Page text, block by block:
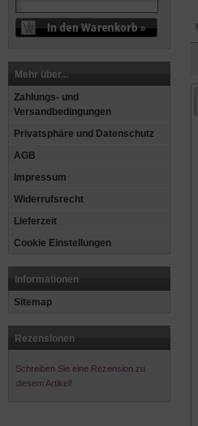
Mehr über...
Zahlungs- und
Versandbedingungen
Privatsphäre und Datenschutz
AGB
Impressum
Widerrufsrecht
Lieferzeit
Cookie Einstellungen
Informationen
Sitemap
Rezensionen
Schreiben Sie eine Rezension zu
diesem Artikel!